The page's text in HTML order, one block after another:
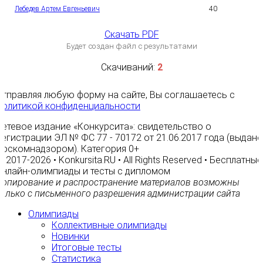
Лебедев Артем Евгеньевич 40
Скачать PDF
Будет создан файл с результатами
Скачиваний: 2
любую форму на сайте, Вы соглашаетесь с
конфиденциальности
издание «Конкурсита»: свидетельство о
ЭЛ № ФС 77 - 70172 от 21.06.2017 года (выдано
Категория 0+
2017-2026 • Konkursita.RU • All Rights Reserved • Бесплатные
олимпиады и тесты с дипломом
и распространение материалов возможны
с письменного разрешения администрации сайта
Олимпиады
Коллективные олимпиады
Новинки
Итоговые тесты
Статистика